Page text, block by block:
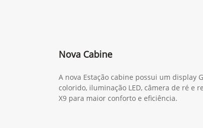
Nova Cabine
A nova Estação cabine possui um display
colorido, iluminação LED, câmera de ré e
X9 para maior conforto e eficiência.